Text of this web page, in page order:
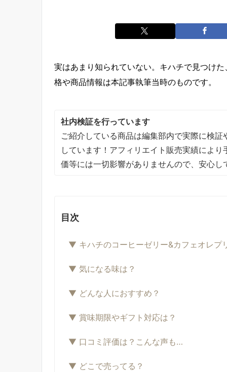
実はあまり知られていない。キハチで見つ
格や商品情報は本記事執筆当時のものです。
社内検証を行っています
ご紹介している商品は編集部内で実際に検
しています！アフィリエイト販売実績によ
価等には一切影響がありませんので、安心し
目次
▼ キハチのコーヒーゼリー&カフェオレプ
▼ 気になる味は？
▼ どんな人におすすめ？
▼ 賞味期限やギフト対応は？
▼ 口コミ評価は？こんな声も…
▼ どこで売ってる？